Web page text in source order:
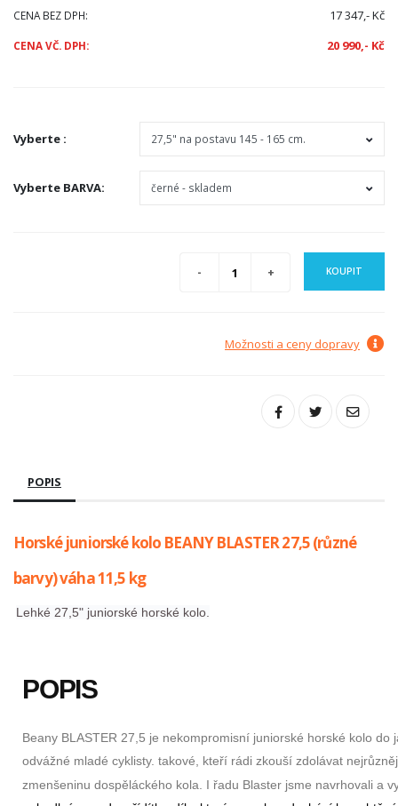
CENA BEZ DPH: 17 347,- Kč
CENA VČ. DPH: 20 990,- Kč
Vyberte :
Vyberte BARVA:
KOUPIT
Možnosti a ceny dopravy
POPIS
Horské juniorské kolo BEANY BLASTER 27,5 (různé
barvy) váha 11,5 kg
Lehké 27,5" juniorské horské kolo.
POPIS
Beany BLASTER 27,5 je nekompromisní juniorské horské kolo
odvážné mladé cyklisty. takové, kteří rádi zkouší zdolávat
zmenšeninu dospěláckého kola. I řadu Blaster jsme navrhovali a